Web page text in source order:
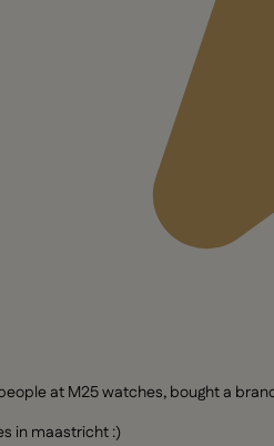
at M25 watches, bought a
in maastricht :)